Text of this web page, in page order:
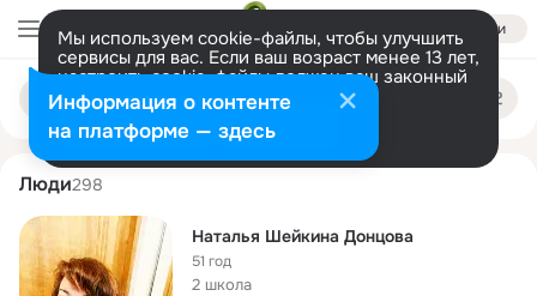
Войти
Мы используем cookie-файлы, чтобы улучшить
сервисы для вас. Если ваш возраст менее 13 лет,
настроить cookie-файлы должен ваш законный
представитель. Больше информации
Разрешить все Настроить
Поиск
людям
natalya sheykina
Люди298
Наталья Шейкина Донцова
51 год
2 школа
Информация о контенте
на платформе — здесь